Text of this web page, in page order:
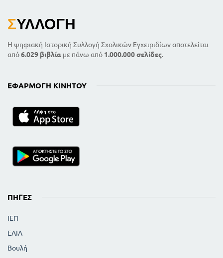
ΣΥΛΛΟΓΉ
Η ψηφιακή Ιστορική Συλλογή Σχολικών Εγχειριδίων αποτελείται
από6.029 βιβλία με πάνω από 1.000.000 σελίδες.
ΕΦΑΡΜΟΓΉ ΚΙΝΗΤΟΎ
ΠΗΓΈΣ
ΙΕΠ
ΕΛΙΑ
Βουλή